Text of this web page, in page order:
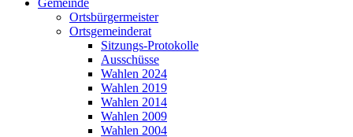
Gemeinde
Ortsbürgermeister
Ortsgemeinderat
Sitzungs-Protokolle
Ausschüsse
Wahlen 2024
Wahlen 2019
Wahlen 2014
Wahlen 2009
Wahlen 2004